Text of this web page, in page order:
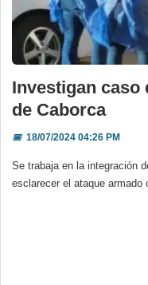
Investigan caso
de Caborca
📅18/07/2024 04:26 PM
Se trabaja en la integración
esclarecer el ataque armado